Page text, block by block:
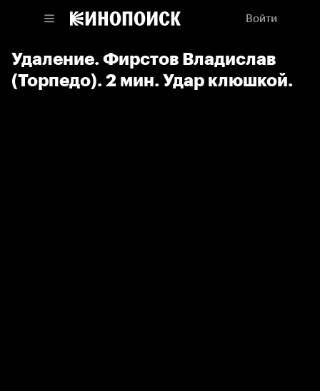
Войти
Удаление. Фирстов Владислав
(Торпедо). 2 мин. Удар клюшкой.